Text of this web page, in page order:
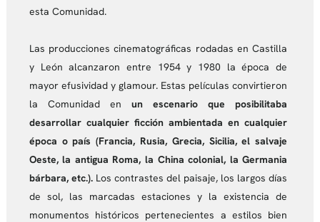
esta Comunidad.
Las producciones cinematográficas rodadas en Castilla
y León alcanzaron entre 1954 y 1980 la época de
mayor efusividad y glamour. Estas películas convirtieron
la Comunidad en un escenario que posibilitaba
desarrollar cualquier ficción ambientada en cualquier
época o país(Francia, Rusia, Grecia, Sicilia, el salvaje
Oeste, la antigua Roma, la China colonial, la Germania
bárbara, etc.).Los contrastes del paisaje, los largos días
de sol, las marcadas estaciones y la existencia de
monumentos históricos pertenecientes a estilos bien